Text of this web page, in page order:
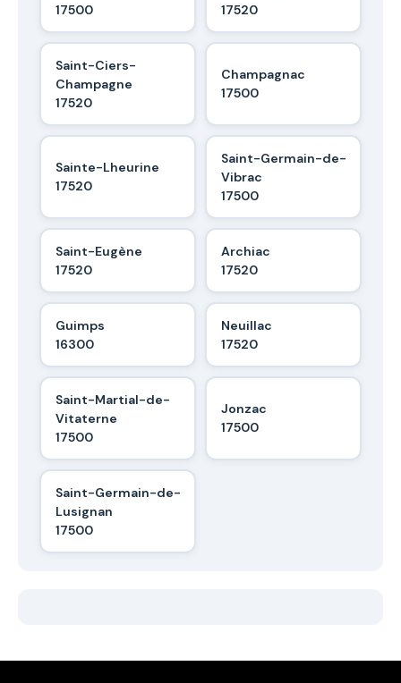
17500
17520
Saint-Ciers-
Champagne
17520
Champagnac
17500
Sainte-Lheurine
17520
Saint-Germain-de-
Vibrac
17500
Saint-Eugène
17520
Archiac
17520
Guimps
16300
Neuillac
17520
Saint-Martial-de-
Vitaterne
17500
Jonzac
17500
Saint-Germain-de-
Lusignan
17500